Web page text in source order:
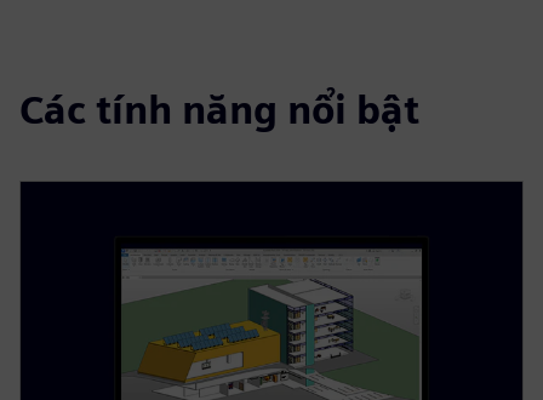
Các tính năng nổi bật